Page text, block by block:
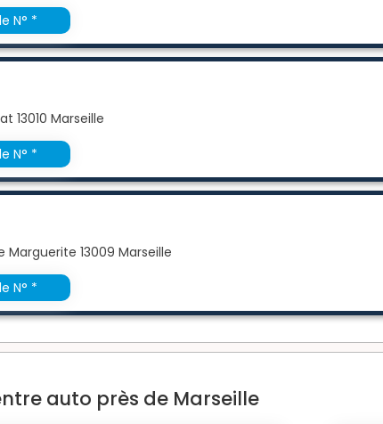
N° *
13010 Marseille
N° *
Marguerite 13009 Marseille
N° *
auto près de Marseille